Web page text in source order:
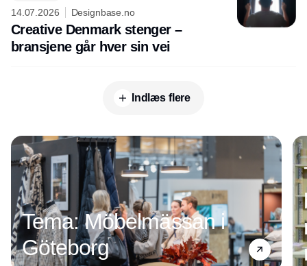
14.07.2026 Designbase.no
Creative Denmark stenger –
bransjene går hver sin vei
Indlæs flere
Tema: Möbelmässan i
Göteborg